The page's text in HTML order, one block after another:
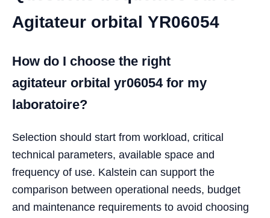
Agitateur orbital YR06054
How do I choose the right
agitateur orbital yr06054 for my
laboratoire?
Selection should start from workload, critical
technical parameters, available space and
frequency of use. Kalstein can support the
comparison between operational needs, budget
and maintenance requirements to avoid choosing